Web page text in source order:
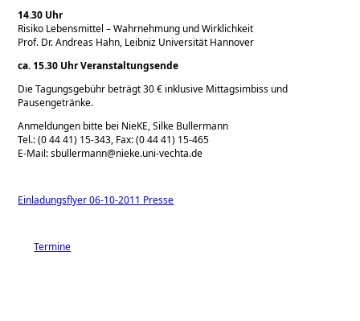
14.30 Uhr
Risiko Lebensmittel – Wahrnehmung und Wirklichkeit
Prof. Dr. Andreas Hahn, Leibniz Universität Hannover
ca. 15.30 Uhr Veranstaltungsende
Die Tagungsgebühr beträgt 30 € inklusive Mittagsimbiss und
Pausengetränke.
Anmeldungen bitte bei NieKE, Silke Bullermann
Tel.: (0 44 41) 15-343, Fax: (0 44 41) 15-465
E-Mail: sbullermann@nieke.uni-vechta.de
Einladungsflyer 06-10-2011 Presse
Termine